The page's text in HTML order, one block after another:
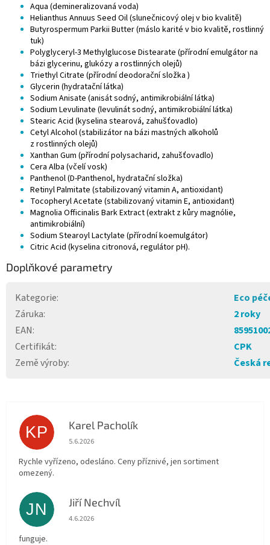
Aqua (demineralizovaná voda)
Helianthus Annuus Seed Oil (slunečnicový olej v bio kvalitě)
Butyrospermum Parkii Butter (máslo karité v bio kvalitě, rostlinný
tuk)
Polyglyceryl-3 Methylglucose Distearate (přírodní emulgátor na
bázi glycerinu, glukózy a rostlinných olejů)
Triethyl Citrate (přírodní deodorační složka )
Glycerin (hydratační látka)
Sodium Anisate (anisát sodný, antimikrobiální látka)
Sodium Levulinate (levulinát sodný, antimikrobiální látka)
Stearic Acid (kyselina stearová, zahušťovadlo)
Cetyl Alcohol (stabilizátor na bázi mastných alkoholů
z rostlinných olejů)
Xanthan Gum (přírodní polysacharid, zahušťovadlo)
Cera Alba (včelí vosk)
Panthenol (D-Panthenol, hydratační složka)
Retinyl Palmitate (stabilizovaný vitamin A, antioxidant)
Tocopheryl Acetate (stabilizovaný vitamin E, antioxidant)
Magnolia Officinalis Bark Extract (extrakt z kůry magnólie,
antimikrobiální)
Sodium Stearoyl Lactylate (přírodní koemulgátor)
Citric Acid (kyselina citronová, regulátor pH).
Doplňkové parametry
Kategorie:
Eco
Záruka:
2 roky
EAN:
Certifikát:
CPK
Země výroby: Česká
KP Karel Pacholík
Hodnocení obchodu je 4 z 5 hvězdiček.
5.6.2026
Rychle vyřízeno, odesláno. Ceny příznivé, jen sortiment
omezený.
JN Jiří Nechvíl
Hodnocení obchodu je 5 z 5 hvězdiček.
4.6.2026
funguje.